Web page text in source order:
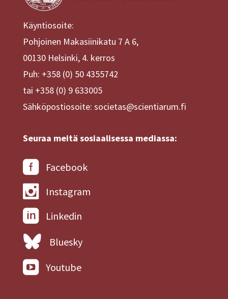
Käyntiosoite:
Pohjoinen Makasiinikatu 7 A 6,
00130 Helsinki, 4. kerros
Puh: +358 (0) 50 4355742
tai +358 (0) 9 633005
Sähköpostiosoite: societas@scientiarum.fi
Seuraa meitä sosiaalisessa mediassa:
Facebook
Instagram
Linkedin
Bluesky
Youtube